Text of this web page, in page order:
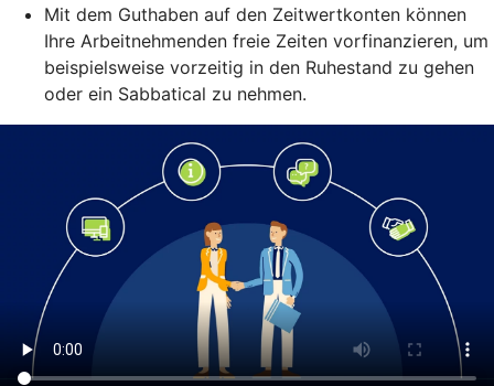
Mit dem Guthaben auf den Zeitwertkonten können
Ihre Arbeitnehmenden freie Zeiten vorfinanzieren, um
beispielsweise vorzeitig in den Ruhestand zu gehen
oder ein Sabbatical zu nehmen.